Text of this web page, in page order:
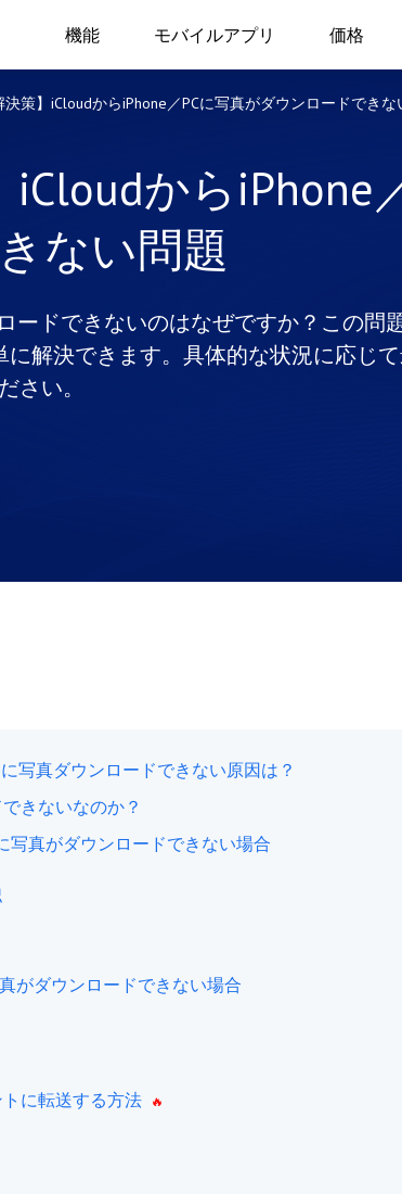
機能 モバイルアプリ 価格
決策】iCloudからiPhone／PCに写真がダウンロードできな
iCloudからiPhone
ない問題
ードできないのはなぜですか？この問
解決できます。具体的な状況に応じ
さい。
写真ダウンロードできない原因は？
きないなのか？
写真がダウンロードできない場合
がダウンロードできない場合
に転送する方法